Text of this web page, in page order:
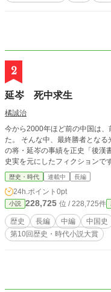
2
延岑 死中求生
橘誠治
今から2000年ほど前の中国は
た。 そんな中、最終勝者となる
の将・延岑の事績を正史「後漢書」を
史実を元にしたフィクションです
歴史・時代 連載中 長編
24h.ポイント 0pt
小説 228,725 位 / 228,725件
歴史 長編 中編 中国史
第10回歴史・時代小説大賞